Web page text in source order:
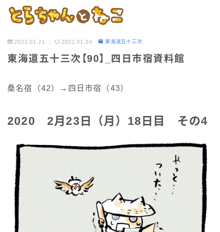
2021.01.21 2021.01.24 東海道五十三次
東海道五十三次【90】_四日市宿資料館
桑名宿（42）→四日市宿（43）
2020 2月23日（月）18日目 その4